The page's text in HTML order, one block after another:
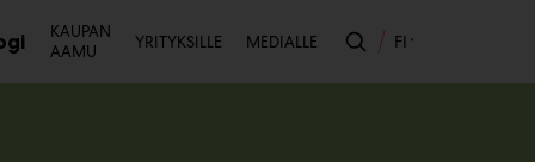
Toissijainen
KAUPAN
AAMU
YRITYKSILLE MEDIALLE FI